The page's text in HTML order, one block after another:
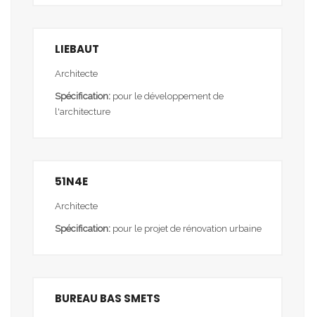
LIEBAUT
Architecte
Spécification: pour le développement de
l'architecture
51N4E
Architecte
Spécification: pour le projet de rénovation urbaine
BUREAU BAS SMETS